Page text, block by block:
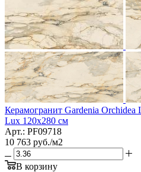
Керамогранит Gardenia
Lux 120x280 см
Арт.: PF09718
10 763 руб./м2
В корзину